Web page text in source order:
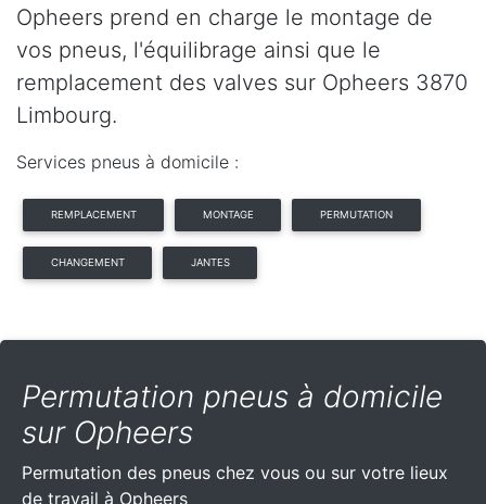
Opheers prend en charge le montage de
vos pneus, l'équilibrage ainsi que le
remplacement des valves sur Opheers 3870
Limbourg.
Services pneus à domicile :
REMPLACEMENT MONTAGE PERMUTATION
CHANGEMENT JANTES
Permutation pneus à domicile
sur Opheers
Permutation des pneus chez vous ou sur votre lieux
de travail à Opheers